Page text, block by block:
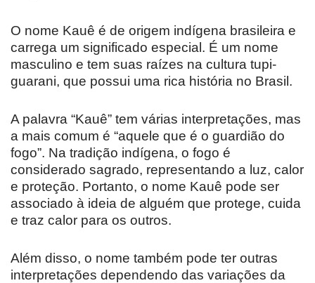
O nome Kauê é de origem indígena brasileira e
carrega um significado especial. É um nome
masculino e tem suas raízes na cultura tupi-
guarani, que possui uma rica história no Brasil.
A palavra “Kauê” tem várias interpretações, mas
a mais comum é “aquele que é o guardião do
fogo”. Na tradição indígena, o fogo é
considerado sagrado, representando a luz, calor
e proteção. Portanto, o nome Kauê pode ser
associado à ideia de alguém que protege, cuida
e traz calor para os outros.
Além disso, o nome também pode ter outras
interpretações dependendo das variações da